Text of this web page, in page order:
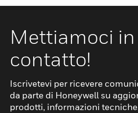
Mettiamoci in
contatto!
Iscrivetevi per ricevere
da parte di Honeywell su
prodotti, informazioni